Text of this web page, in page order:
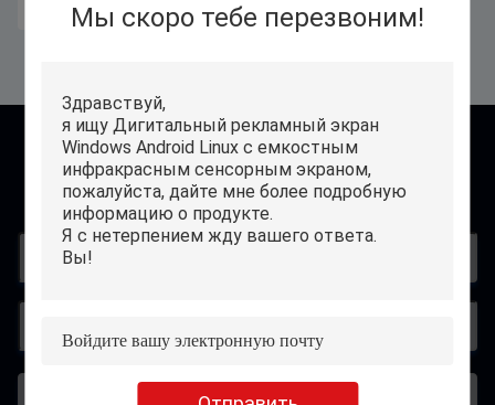
Мы скоро тебе перезвоним!
контакт